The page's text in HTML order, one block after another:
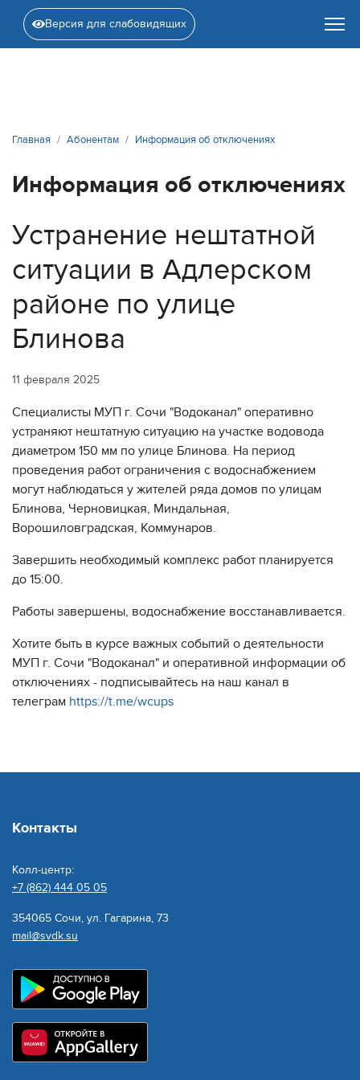
Версия для слабовидящих
Главная Абонентам Информация об отключениях
Информация об отключениях
Устранение нештатной
ситуации в Адлерском
районе по улице
Блинова
11 февраля 2025
Специалисты МУП г. Сочи "Водоканал" оперативно
устраняют нештатную ситуацию на участке водовода
диаметром 150 мм по улице Блинова. На период
проведения работ ограничения с водоснабжением
могут наблюдаться у жителей ряда домов по улицам
Блинова, Черновицкая, Миндальная,
Ворошиловградская, Коммунаров.
Завершить необходимый комплекс работ планируется
до 15:00.
Работы завершены, водоснабжение восстанавливается.
Хотите быть в курсе важных событий о деятельности
МУП г. Сочи "Водоканал" и оперативной информации об
отключениях - подписывайтесь на наш канал в
телеграм https://t.me/wcups
Контакты
Колл-центр:
+7 (862) 444 05 05
354065 Сочи, ул. Гагарина, 73
mail@svdk.su